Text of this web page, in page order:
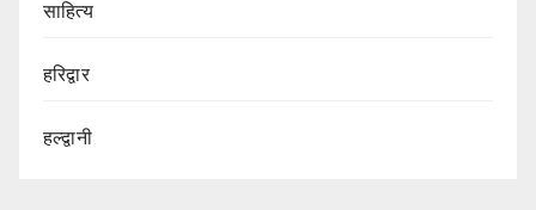
साहित्य
हरिद्वार
हल्द्वानी